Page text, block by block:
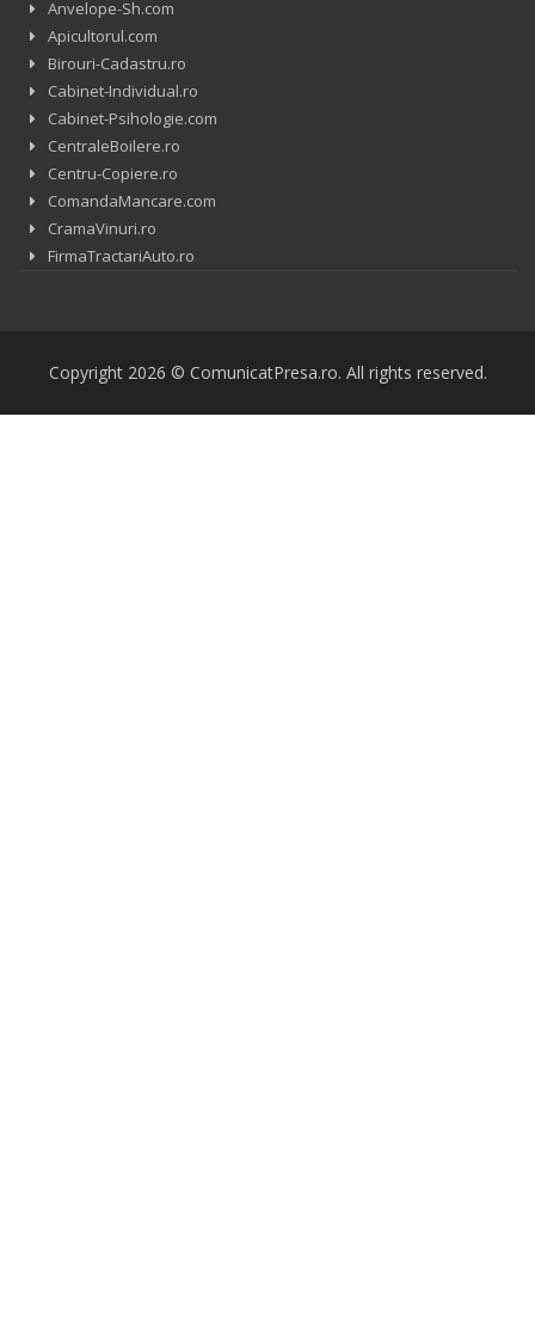
Anvelope-Sh.com
Apicultorul.com
Birouri-Cadastru.ro
Cabinet-Individual.ro
Cabinet-Psihologie.com
CentraleBoilere.ro
Centru-Copiere.ro
ComandaMancare.com
CramaVinuri.ro
FirmaTractariAuto.ro
Copyright 2026 © ComunicatPresa.ro. All rights reserved.